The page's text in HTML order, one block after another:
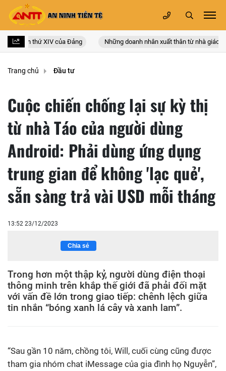
lần thứ XIV của Đảng Những doanh nhân xuất thân từ nhà giáo
Trang chủ Đầu tư
Cuộc chiến chống lại sự kỳ thị
từ nhà Táo của người dùng
Android: Phải dùng ứng dụng
trung gian để không 'lạc quẻ',
sẵn sàng trả vài USD mỗi tháng
13:52 23/12/2023
Chia sẻ
Trong hơn một thập kỷ, người dùng điện thoại
thông minh trên khắp thế giới đã phải đối mặt
với vấn đề lớn trong giao tiếp: chênh lệch giữa
tin nhắn “bóng xanh lá cây và xanh lam”.
“Sau gần 10 năm, chồng tôi, Will, cuối cùng cũng được
tham gia nhóm chat iMessage của gia đình họ Nguyễn”,